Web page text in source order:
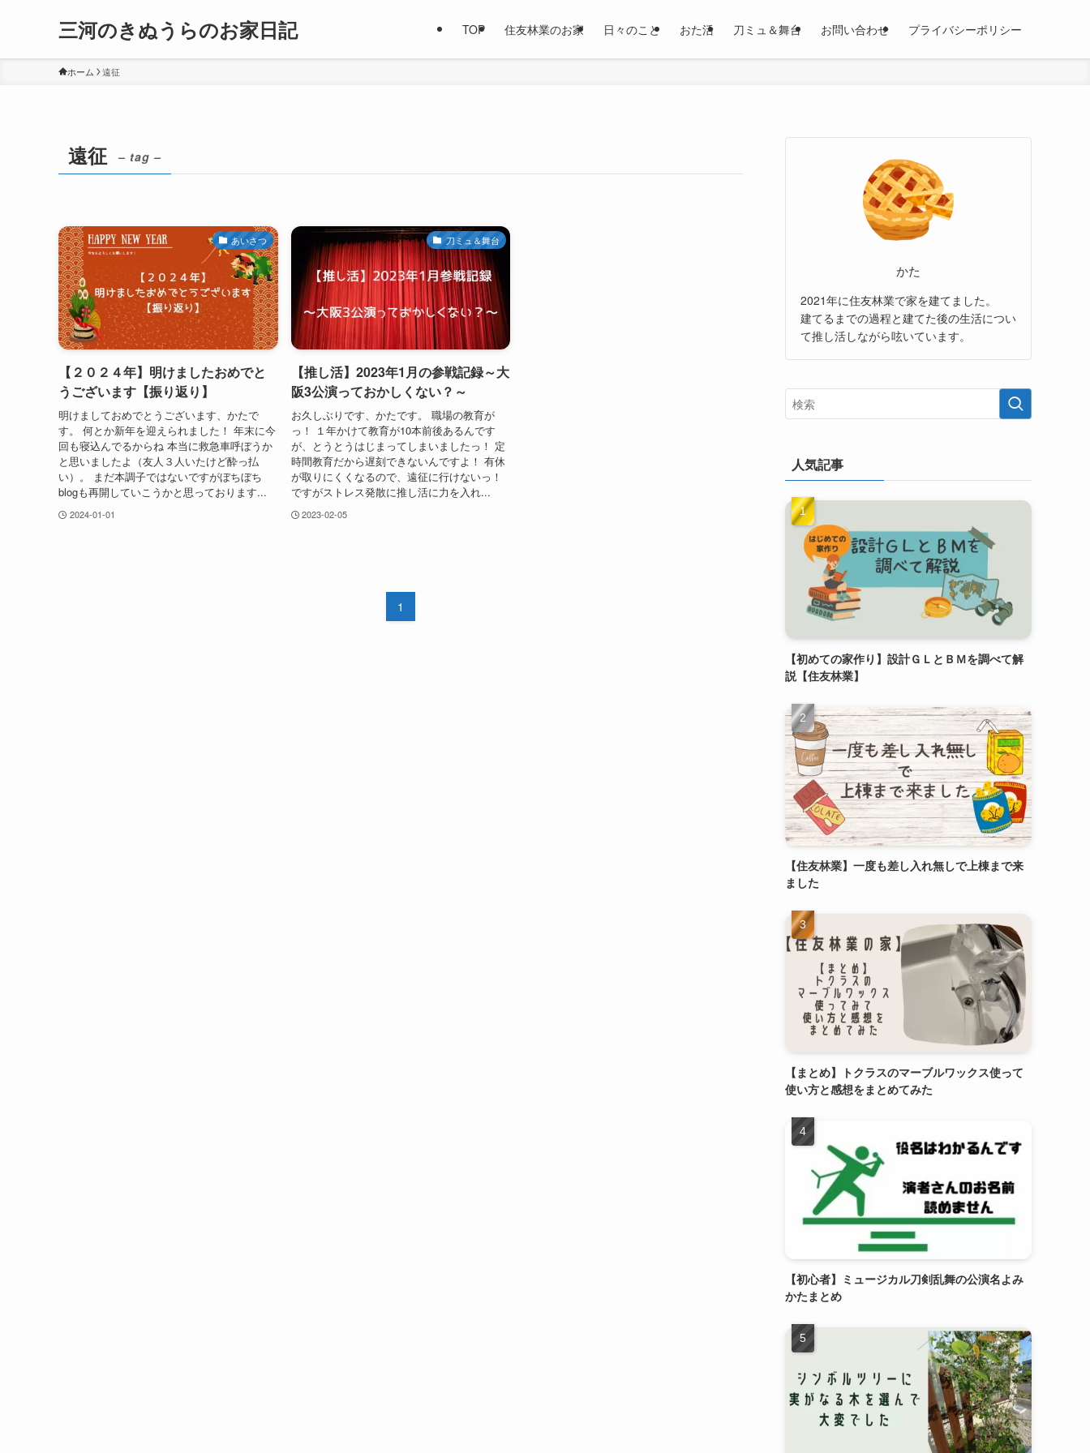
三河のきぬうらのお家日記 TOP 住友林業のお家 日々のこと おた活 刀ミュ＆舞台 お問い合わせ プライバシーポリシー
ホーム 遠征
遠征 – tag –
あいさつ
【２０２４年】明けましたおめでと
うございます【振り返り】
明けましておめでとうございます、かたで
す。 何とか新年を迎えられました！ 年末に今
回も寝込んでるからね 本当に救急車呼ぼうか
と思いましたよ（友人３人いたけど酔っ払
い）。 まだ本調子ではないですがぼちぼち
blogも再開していこうかと思っております...
2024-01-01
刀ミュ＆舞台
【推し活】2023年1月の参戦記録～大
阪3公演っておかしくない？～
お久しぶりです、かたです。 職場の教育が
っ！ １年かけて教育が10本前後あるんです
が、とうとうはじまってしまいましたっ！ 定
時間教育だから遅刻できないんですよ！ 有休
が取りにくくなるので、遠征に行けないっ！
ですがストレス発散に推し活に力を入れ...
2023-02-05
1
かた
2021年に住友林業で家を建てました。
建てるまでの過程と建てた後の生活につい
て推し活しながら呟いています。
人気記事
【初めての家作り】設計ＧＬとＢＭを調べて解
説【住友林業】
【住友林業】一度も差し入れ無しで上棟まで来
ました
【まとめ】トクラスのマーブルワックス使って
使い方と感想をまとめてみた
【初心者】ミュージカル刀剣乱舞の公演名よみ
かたまとめ